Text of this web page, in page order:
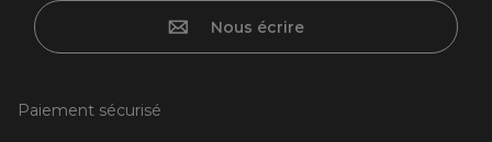
Nous écrire
Paiement sécurisé